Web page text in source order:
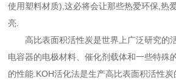
使用塑料材质),这必将会让那些热爱环保,热
亮.
高比表面积活性炭是世界上广泛研究的
电容器的电极材料、催化剂载体和一些特殊
的性能.KOH活化法是生产高比表面积活性